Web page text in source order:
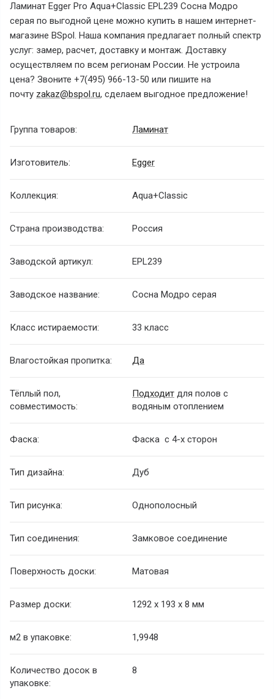
Ламинат Egger Pro Aqua+Classic EPL239 Сосна Модро
серая по выгодной цене можно купить в нашем интернет-
магазине BSpol. Наша компания предлагает полный спектр
услуг: замер, расчет, доставку и монтаж. Доставку
осуществляем по всем регионам России. Не устроила
цена? Звоните +7(495) 966-13-50 или пишите на
почту zakaz@bspol.ru, сделаем выгодное предложение!
Группа товаров: Ламинат
Изготовитель: Egger
Коллекция: Aqua+Classic
Страна производства: Россия
Заводской артикул: EPL239
Заводское название: Сосна Модро серая
Класс истираемости: 33 класс
Влагостойкая пропитка: Да
Тёплый пол,
совместимость:
Подходит для полов с
водяным отоплением
Фаска: Фаска с 4-х сторон
Тип дизайна: Дуб
Тип рисунка: Однополосный
Тип соединения: Замковое соединение
Поверхность доски: Матовая
Размер доски: 1292 x 193 x 8 мм
м2 в упаковке: 1,9948
Количество досок в
упаковке:
8